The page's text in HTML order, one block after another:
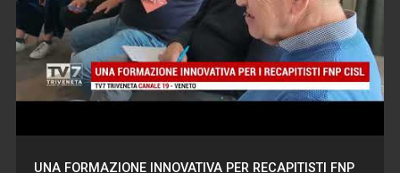
UNA FORMAZIONE INNOVATIVA PER RECAPITISTI FNP